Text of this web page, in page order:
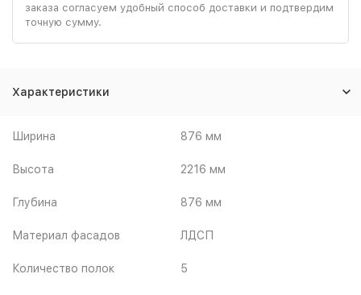
заказа согласуем удобный способ доставки и подтвердим
точную сумму.
Характеристики
Ширина 876 мм
Высота 2216 мм
Глубина 876 мм
Материал фасадов ЛДСП
Количество полок 5